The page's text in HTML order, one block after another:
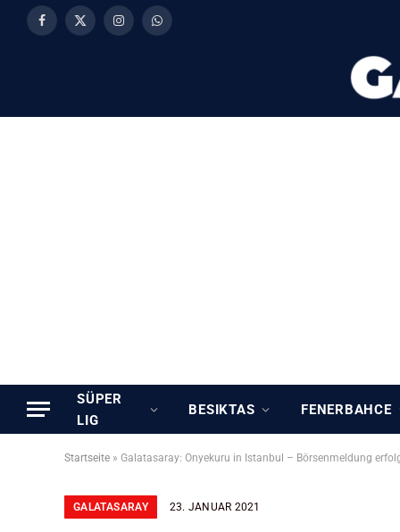
Facebook
X
InstagramWhatsApp
SÜPER
LIG
BESIKTAS FENERBAHCE
Startseite » Galatasaray: Onyekuru in Istanbul – Börsenmeldung
GALATASARAY 23. JANUAR 2021